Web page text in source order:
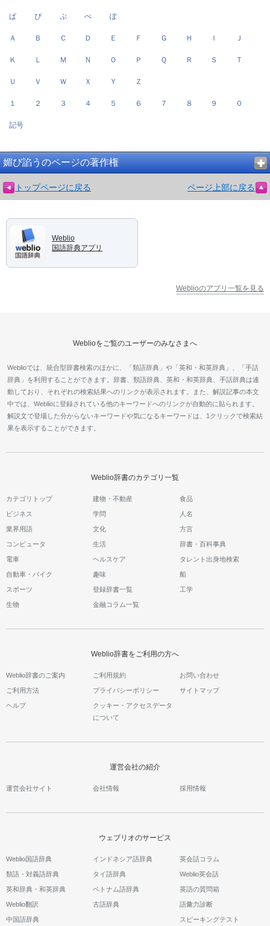
ぱ ぴ ぷ ぺ ぽ
Ａ Ｂ Ｃ Ｄ Ｅ Ｆ Ｇ Ｈ Ｉ Ｊ
Ｋ Ｌ Ｍ Ｎ Ｏ Ｐ Ｑ Ｒ Ｓ Ｔ
Ｕ Ｖ Ｗ Ｘ Ｙ Ｚ
１ ２ ３ ４ ５ ６ ７ ８ ９ ０
記号
媚び諂うのページの著作権
トップページに戻る ページ上部に戻る
Weblio
国語辞典アプリ
Weblioのアプリ一覧を見る
Weblioをご覧のユーザーのみなさまへ
Weblioでは、統合型辞書検索のほかに、「類語辞典」や「英和・和英辞典」、「手話
辞典」を利用することができます。辞書、類語辞典、英和・和英辞典、手話辞典は連
動しており、それぞれの検索結果へのリンクが表示されます。また、解説記事の本文
中では、Weblioに登録されている他のキーワードへのリンクが自動的に貼られます。
解説文で登場した分からないキーワードや気になるキーワードは、1クリックで検索結
果を表示することができます。
Weblio辞書のカテゴリ一覧
カテゴリトップ 建物・不動産 食品
ビジネス 学問 人名
業界用語 文化 方言
コンピュータ 生活 辞書・百科事典
電車 ヘルスケア タレント出身地検索
自動車・バイク 趣味 船
スポーツ 登録辞書一覧 工学
生物 金融コラム一覧
Weblio辞書をご利用の方へ
Weblio辞書のご案内 ご利用規約 お問い合わせ
ご利用方法 プライバシーポリシー サイトマップ
ヘルプ
クッキー・アクセスデータ
について
運営会社の紹介
運営会社サイト 会社情報 採用情報
ウェブリオのサービス
Weblio国語辞典
類語・対義語辞典
英和辞典・和英辞典
Weblio翻訳
中国語辞典
インドネシア語辞典
タイ語辞典
ベトナム語辞典
古語辞典
英会話コラム
Weblio英会話
英語の質問箱
語彙力診断
スピーキングテスト